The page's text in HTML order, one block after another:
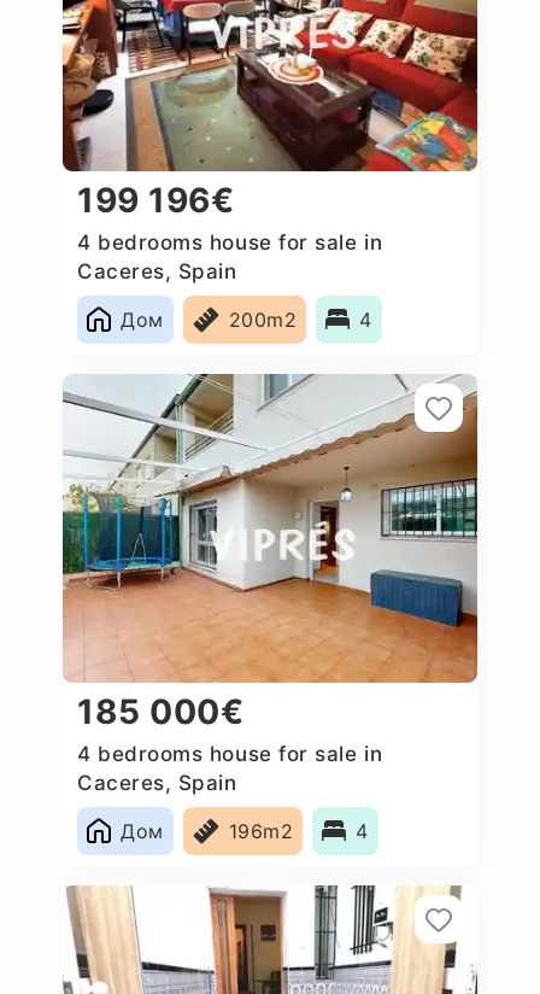
199 196€
4 bedrooms house for sale in
Caceres‎, Spain
Дом
200m2 4
185 000€
4 bedrooms house for sale in
Caceres‎, Spain
Дом
196m2 4